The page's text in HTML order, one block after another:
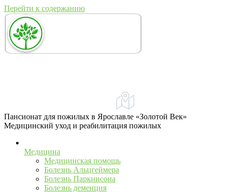
Перейти к содержанию
Ярославль, ул. Свободы, 71А
Пансионат для пожилых в Ярославле «Золотой Век»
Медицинский уход и реабилитация пожилых
Медицина
Медицинская помощь
Болезнь Альцгеймера
Болезнь Паркинсона
Болезнь деменция